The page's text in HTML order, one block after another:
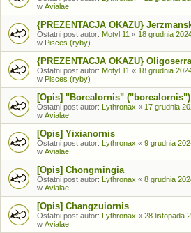
w Avialae
{PREZENTACJA OKAZU}
Ostatni post autor: Motyl.11 « 18 grudnia
w Pisces (ryby)
{PREZENTACJA OKAZU}
Ostatni post autor: Motyl.11 « 18 grudnia
w Pisces (ryby)
[Opis] "Borealornis" ("borealornis")
Ostatni post autor: Lythronax « 17 grudnia
w Avialae
[Opis] Yixianornis
Ostatni post autor: Lythronax « 9 grudnia
w Avialae
[Opis] Chongmingia
Ostatni post autor: Lythronax « 8 grudnia
w Avialae
[Opis] Changzuiornis
Ostatni post autor: Lythronax « 28 listopada
w Avialae